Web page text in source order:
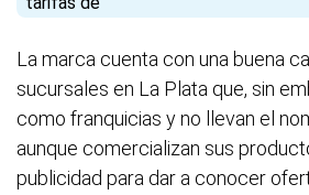
La marca cuenta con una buena
sucursales en La Plata que, sin
como franquicias y no llevan el
aunque comercializan sus
publicidad para dar a conocer